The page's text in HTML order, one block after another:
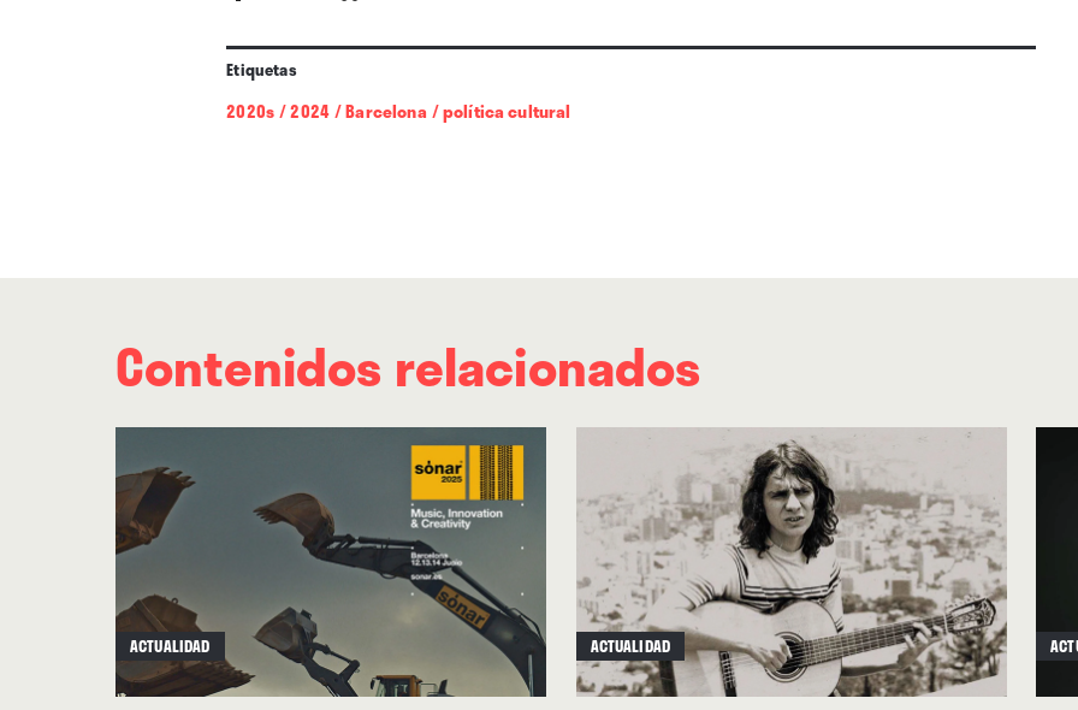
de junio del año que viene con una gran fiesta diurna al aire libre que
arrancará a las 15:00 y se alargará durante ocho horas. ∎
Etiquetas
2020s/2024/Barcelona /política cultural
Contenidos relacionados
ACTUALIDAD ACTUALIDAD